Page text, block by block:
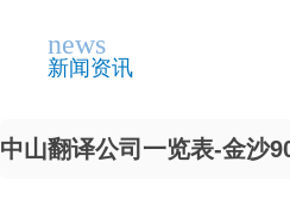
news
新闻资讯
中山翻译公司一览表-金沙